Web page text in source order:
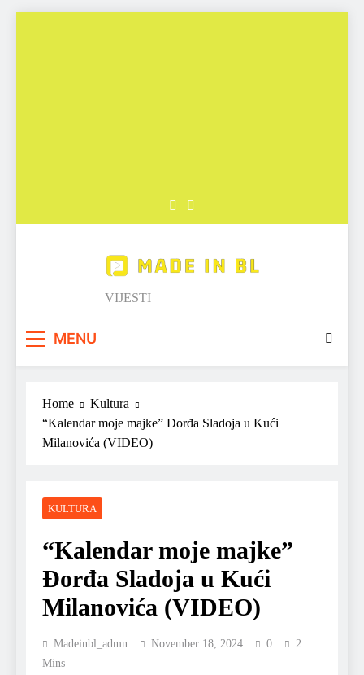
Made in BL
VIJESTI
MENU
Home
Kultura
“Kalendar moje majke” Đorđa Sladoja u Kući
Milanovića (VIDEO)
KULTURA
“Kalendar moje majke”
Đorđa Sladoja u Kući
Milanovića (VIDEO)
Madeinbl_admn November 18, 2024 0
2
Mins